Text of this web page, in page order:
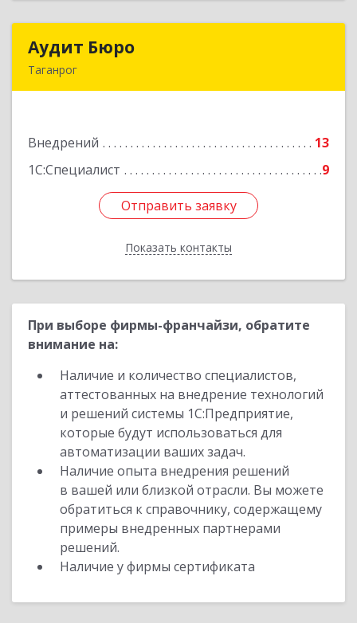
Аудит Бюро
Таганрог
Внедрений
13
1С:Специалист
9
Отправить заявку
Показать контакты
Подробнее
Отправить заявку
Назад
При выборе фирмы-франчайзи, обратите
внимание на:
Наличие и количество специалистов,
аттестованных на внедрение технологий
и решений системы 1С:Предприятие,
которые будут использоваться для
автоматизации ваших задач.
Наличие опыта внедрения решений
в вашей или близкой отрасли. Вы можете
обратиться к справочнику, содержащему
примеры внедренных партнерами
решений.
Наличие у фирмы сертификата